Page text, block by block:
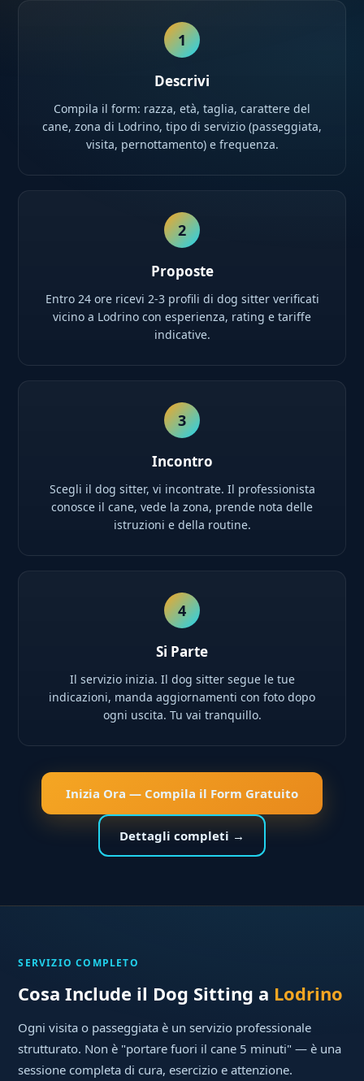
1
Descrivi
Compila il form: razza, età, taglia, carattere del
cane, zona di Lodrino, tipo di servizio (passeggiata,
visita, pernottamento) e frequenza.
2
Proposte
Entro 24 ore ricevi 2-3 profili di dog sitter verificati
vicino a Lodrino con esperienza, rating e tariffe
indicative.
3
Incontro
Scegli il dog sitter, vi incontrate. Il professionista
conosce il cane, vede la zona, prende nota delle
istruzioni e della routine.
4
Si Parte
Il servizio inizia. Il dog sitter segue le tue
indicazioni, manda aggiornamenti con foto dopo
ogni uscita. Tu vai tranquillo.
Inizia Ora — Compila il Form Gratuito
Dettagli completi →
SERVIZIO COMPLETO
Cosa Include il Dog Sitting a Lodrino
Ogni visita o passeggiata è un servizio professionale
strutturato. Non è "portare fuori il cane 5 minuti" — è una
sessione completa di cura, esercizio e attenzione.